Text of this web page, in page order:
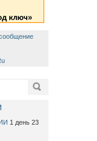
Поиск
1 день 23